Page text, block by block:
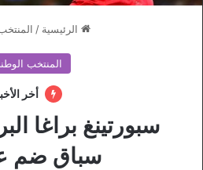
الرئيسية /
المنتخب
أخر
سبورتينغ براغا
سباق ضم